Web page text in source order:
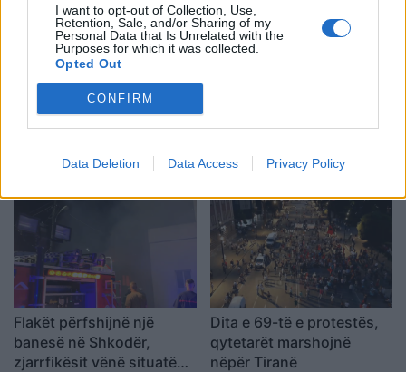
I want to opt-out of Collection, Use,
Retention, Sale, and/or Sharing of my
Personal Data that Is Unrelated with the
Purposes for which it was collected.
Opted Out
CONFIRM
Data Deletion Data Access Privacy Policy
Koncerti i Kanye West
shkakton përplasje me
kalendarin e Champions
League në Kazakistan
Divjakë, banorët
refuzojnë bashkimin me
Lushnjen
Flakët përfshijnë një
banesë në Shkodër,
zjarrfikësit vënë situatën
Dita e 69-të e protestës,
qytetarët marshojnë
nëpër Tiranë